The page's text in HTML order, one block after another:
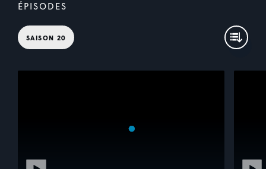
ÉPISODES
SAISON 20